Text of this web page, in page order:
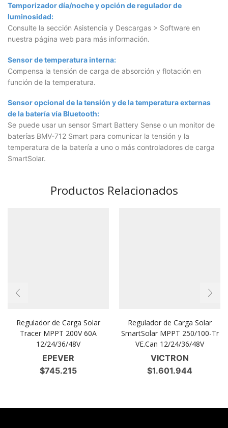
Temporizador día/noche y opción de regulador de
luminosidad:
Consulte la sección Asistencia y Descargas > Software en
nuestra página web para más información.
Sensor de temperatura interna:
Compensa la tensión de carga de absorción y flotación en
función de la temperatura.
Sensor opcional de la tensión y de la temperatura externas
de la batería vía Bluetooth:
Se puede usar un sensor Smart Battery Sense o un monitor de
baterías BMV-712 Smart para comunicar la tensión y la
temperatura de la batería a uno o más controladores de carga
SmartSolar.
Productos Relacionados
Regulador de Carga Solar
Tracer MPPT 200V 60A
12/24/36/48V
EPEVER
$745.215
Regulador de Carga Solar
SmartSolar MPPT 250/100-Tr
VE.Can 12/24/36/48V
VICTRON
$1.601.944